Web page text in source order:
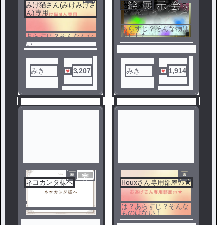
3 4
みけ猫さん(みけみけさ
ん)専用
あらすじ？そんなんな
い
みき
3,207
5
絵展示会2
あらすじ？そんな物は
滅亡した
みき
1,914
6
完
ネコカンタ様へ Houxさん専用部屋ｯｯ★
は？あらすじ？そんな
ものはない！